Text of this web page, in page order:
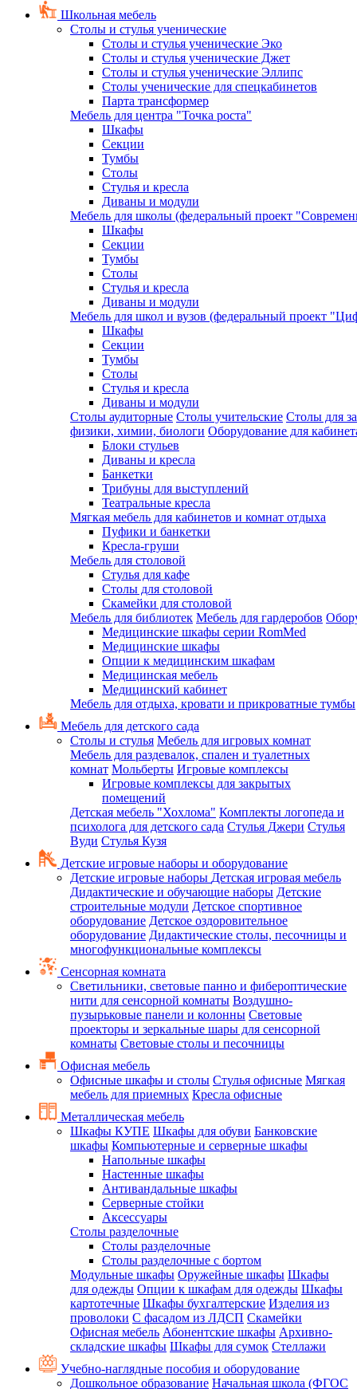
Школьная мебель
Столы и стулья ученические
Столы и стулья ученические Эко
Столы и стулья ученические Джет
Столы и стулья ученические Эллипс
Столы ученические для спецкабинетов
Парта трансформер
Мебель для центра "Точка роста"
Шкафы
Секции
Тумбы
Столы
Стулья и кресла
Диваны и модули
Мебель для школы (федеральный проект
Шкафы
Секции
Тумбы
Столы
Стулья и кресла
Диваны и модули
Мебель для школ и вузов (федеральный проект
Шкафы
Секции
Тумбы
Столы
Стулья и кресла
Диваны и модули
Столы аудиторные Столы учительские Столы для
физики, химии, биологи Оборудование для
Блоки стульев
Диваны и кресла
Банкетки
Трибуны для выступлений
Театральные кресла
Мягкая мебель для кабинетов и комнат отдыха
Пуфики и банкетки
Кресла-груши
Мебель для столовой
Cтулья для кафе
Cтолы для столовой
Скамейки для столовой
Мебель для библиотек Мебель для гардеробов
Медицинские шкафы серии RomMed
Медицинские шкафы
Опции к медицинским шкафам
Медицинская мебель
Медицинский кабинет
Мебель для отдыха, кровати и прикроватные тумбы
Мебель для детского сада
Столы и стулья Мебель для игровых комнат
Мебель для раздевалок, спален и туалетных
комнат Мольберты Игровые комплексы
Игровые комплексы для закрытых
помещений
Детская мебель "Хохлома" Комплекты логопеда и
психолога для детского сада Стулья Джери Стулья
Вуди Стулья Кузя
Детские игровые наборы и оборудование
Детские игровые наборы Детская игровая мебель
Дидактические и обучающие наборы Детские
строительные модули Детское спортивное
оборудование Детское оздоровительное
оборудование Дидактические столы, песочницы и
многофункциональные комплексы
Сенсорная комната
Светильники, световые панно и фибероптические
нити для сенсорной комнаты Воздушно-
пузырьковые панели и колонны Световые
проекторы и зеркальные шары для сенсорной
комнаты Световые столы и песочницы
Офисная мебель
Офисные шкафы и столы Стулья офисные Мягкая
мебель для приемных Кресла офисные
Металлическая мебель
Шкафы КУПЕ Шкафы для обуви Банковские
шкафы Компьютерные и серверные шкафы
Напольные шкафы
Настенные шкафы
Антивандальные шкафы
Серверные стойки
Аксессуары
Столы разделочные
Столы разделочные
Столы разделочные с бортом
Модульные шкафы Оружейные шкафы Шкафы
для одежды Опции к шкафам для одежды Шкафы
картотечные Шкафы бухгалтерские Изделия из
проволоки С фасадом из ЛДСП Скамейки
Офисная мебель Абонентские шкафы Архивно-
складские шкафы Шкафы для сумок Стеллажи
Учебно-наглядные пособия и оборудование
Дошкольное образование Начальная школа (ФГОС